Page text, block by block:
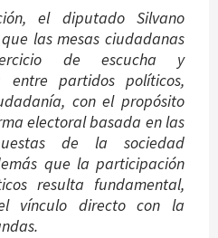
el diputado Silvano
las mesas ciudadanas
de escucha y
entre partidos políticos,
con el propósito
electoral basada en las
de la sociedad
que la participación
resulta fundamental,
vínculo directo con la